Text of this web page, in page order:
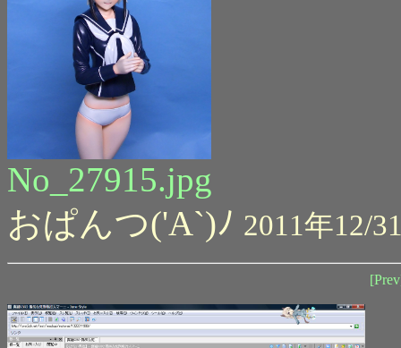
No_27915.jpg
おぱんつ('A`)ﾉ 2011年12/